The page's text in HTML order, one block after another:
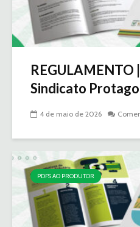
REGULAMENTO
Sindicato
4 de maio de 2026
PDFS AO PRODUTOR